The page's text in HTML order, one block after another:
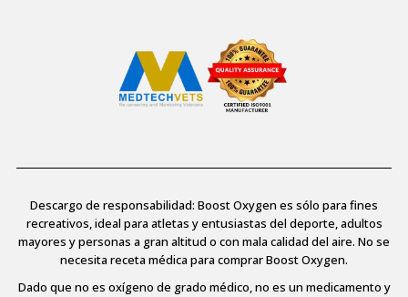
Descargo de responsabilidad: Boost Oxygen es sólo para fines
recreativos, ideal para atletas y entusiastas del deporte, adultos
mayores y personas a gran altitud o con mala calidad del aire. No se
necesita receta médica para comprar Boost Oxygen.
Dado que no es oxígeno de grado médico, no es un medicamento y